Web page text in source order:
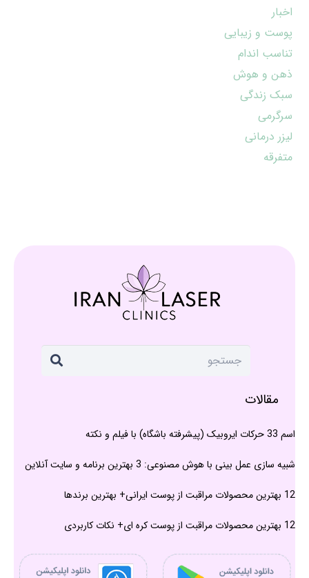
اخبار
پوست و زیبایی
تناسب اندام
ذهن و هوش
سبک زندگی
سرگرمی
لیزر درمانی
متفرقه
مقالات
اسم 33 حرکات ایروبیک (پیشرفته باشگاه) با فیلم و نکته
شبیه سازی عمل بینی با هوش مصنوعی: 3 بهترین برنامه و سایت آنلاین
12 بهترین محصولات مراقبت از پوست ایرانی+ بهترین برندها
12 بهترین محصولات مراقبت از پوست کره ای+ نکات کاربردی